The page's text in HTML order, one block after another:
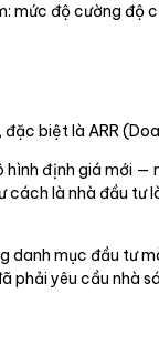
mức độ cường
biệt là ARR
định giá mới
là nhà đầu tư
mục đầu tư
yêu cầu nhà